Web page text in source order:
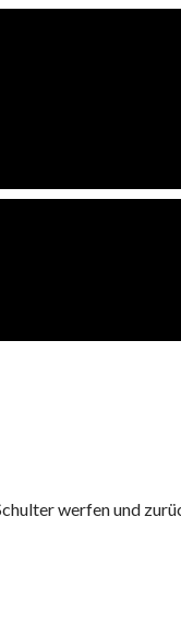
werfen und